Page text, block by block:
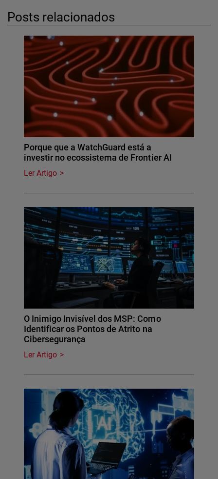
Posts relacionados
Porque que a WatchGuard está a
investir no ecossistema de Frontier AI
Ler Artigo
O Inimigo Invisível dos MSP: Como
Identificar os Pontos de Atrito na
Cibersegurança
Ler Artigo